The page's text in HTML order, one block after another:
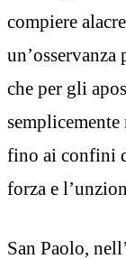
compiere
che per gli
fino ai confini
forza e
San Paolo,